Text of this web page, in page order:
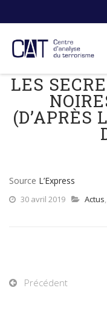
Skip
to
LES
(D’APRÈS
Source L’Express
30 avril 2019 Actus,
Précédent